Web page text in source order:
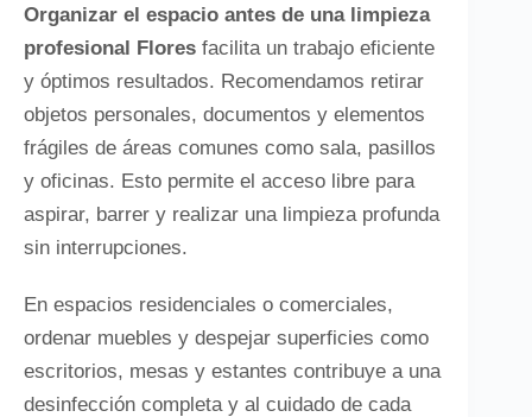
Organizar el espacio antes de una limpieza
profesional Flores facilita un trabajo eficiente
y óptimos resultados. Recomendamos retirar
objetos personales, documentos y elementos
frágiles de áreas comunes como sala, pasillos
y oficinas. Esto permite el acceso libre para
aspirar, barrer y realizar una limpieza profunda
sin interrupciones.
En espacios residenciales o comerciales,
ordenar muebles y despejar superficies como
escritorios, mesas y estantes contribuye a una
desinfección completa y al cuidado de cada